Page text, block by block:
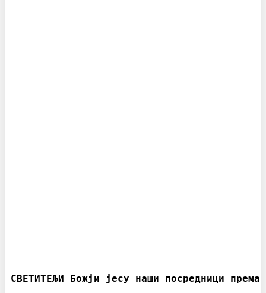
СВЕТИТЕЉИ Божји јесу наши посредници